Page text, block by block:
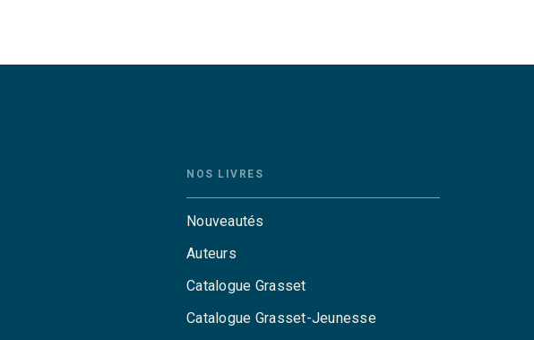
NOS LIVRES
Nouveautés
Auteurs
Catalogue Grasset
Catalogue Grasset-Jeunesse